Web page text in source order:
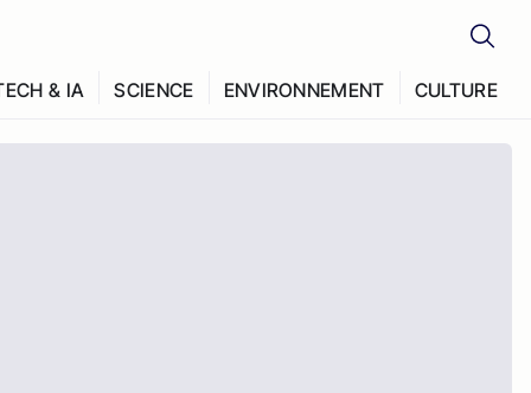
& IA SCIENCE ENVIRONNEMENT CULTURE